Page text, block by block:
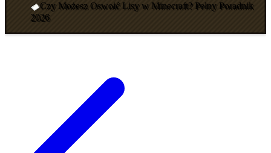
Czy Możesz Oswoić Lisy w Minecraft? Pełny Poradnik
2026